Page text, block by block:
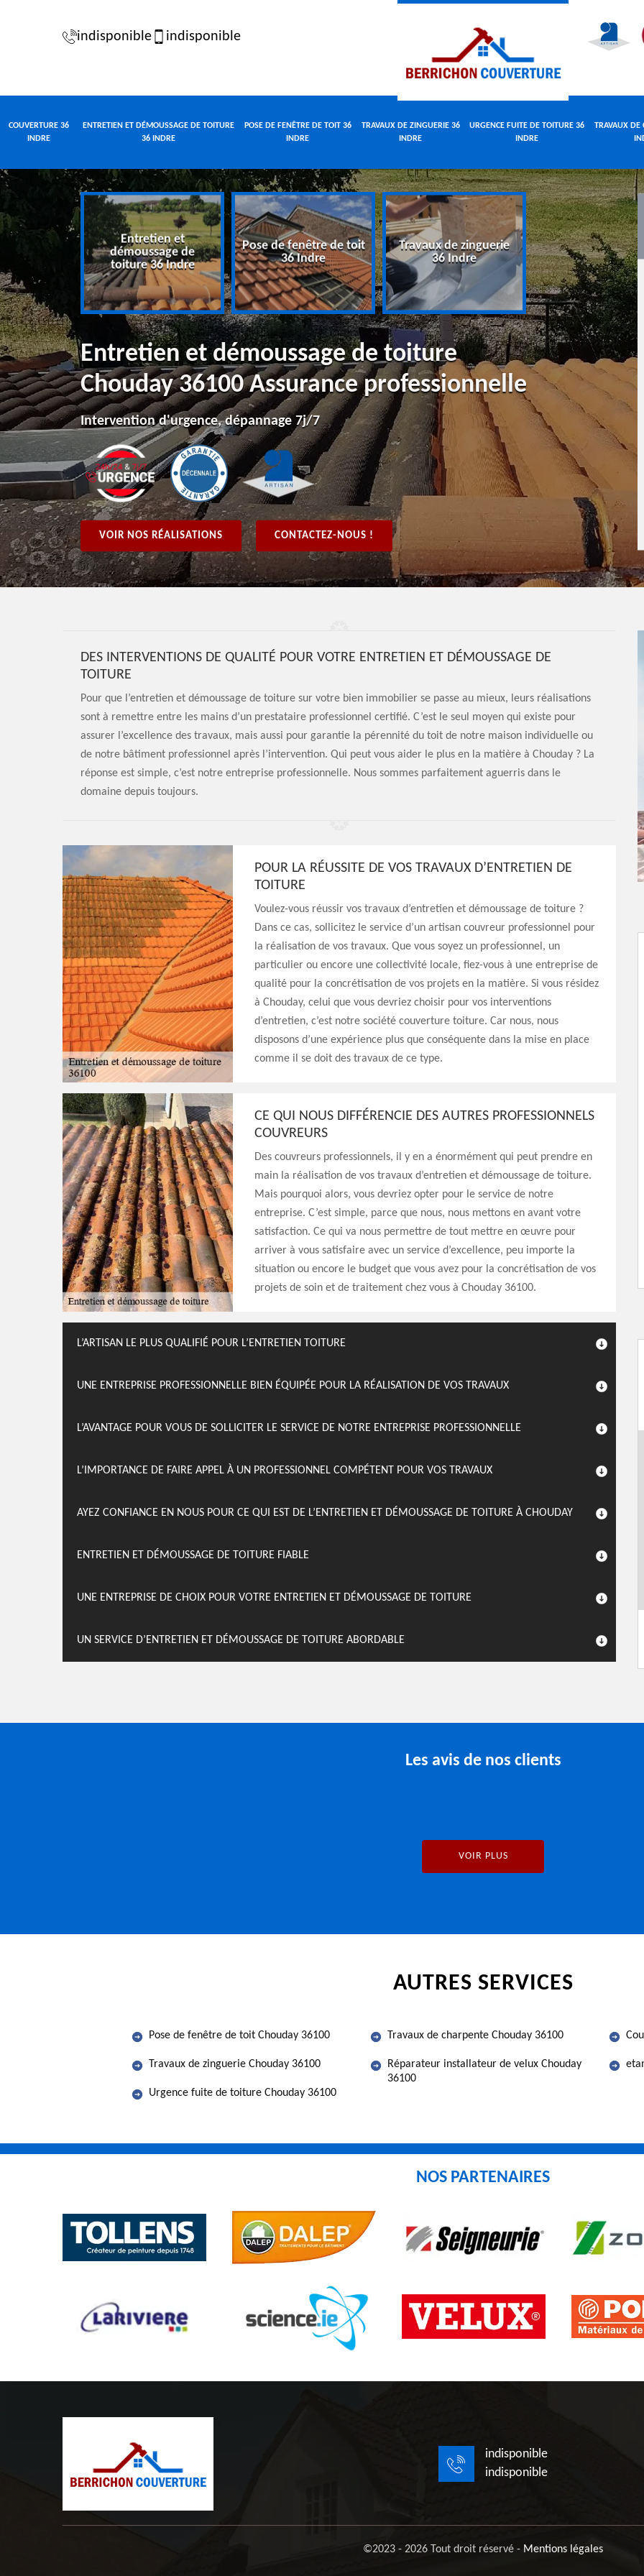
indisponible indisponible
COUVERTURE 36
INDRE
ENTRETIEN ET DÉMOUSSAGE DE TOITURE
36 INDRE
POSE DE FENÊTRE DE TOIT 36
INDRE
TRAVAUX DE ZINGUERIE 36
INDRE
URGENCE FUITE DE TOITURE 36
INDRE
TRAVAUX DE
Entretien et
démoussage de
toiture 36 Indre
Pose de fenêtre de toit
36 Indre
Travaux de zinguerie
36 Indre
Urgence fuite de
toiture 36
Entretien et démoussage de toiture
Chouday 36100 Assurance professionnelle
Intervention d'urgence, dépannage 7j/7
VOIR NOS RÉALISATIONS CONTACTEZ-NOUS !
DES INTERVENTIONS DE QUALITÉ POUR VOTRE ENTRETIEN ET DÉMOUSSAGE DE
TOITURE
Pour que l’entretien et démoussage de toiture sur votre bien immobilier se passe au mieux, leurs réalisations
sont à remettre entre les mains d’un prestataire professionnel certifié. C’est le seul moyen qui existe pour
assurer l’excellence des travaux, mais aussi pour garantie la pérennité du toit de notre maison individuelle ou
de notre bâtiment professionnel après l’intervention. Qui peut vous aider le plus en la matière à Chouday ? La
réponse est simple, c’est notre entreprise professionnelle. Nous sommes parfaitement aguerris dans le
domaine depuis toujours.
POUR LA RÉUSSITE DE VOS TRAVAUX D’ENTRETIEN DE
TOITURE
Voulez-vous réussir vos travaux d’entretien et démoussage de toiture ?
Dans ce cas, sollicitez le service d’un artisan couvreur professionnel pour
la réalisation de vos travaux. Que vous soyez un professionnel, un
particulier ou encore une collectivité locale, fiez-vous à une entreprise de
qualité pour la concrétisation de vos projets en la matière. Si vous résidez
à Chouday, celui que vous devriez choisir pour vos interventions
d’entretien, c’est notre société couverture toiture. Car nous, nous
disposons d’une expérience plus que conséquente dans la mise en place
comme il se doit des travaux de ce type.
CE QUI NOUS DIFFÉRENCIE DES AUTRES PROFESSIONNELS
COUVREURS
Des couvreurs professionnels, il y en a énormément qui peut prendre en
main la réalisation de vos travaux d’entretien et démoussage de toiture.
Mais pourquoi alors, vous devriez opter pour le service de notre
entreprise. C’est simple, parce que nous, nous mettons en avant votre
satisfaction. Ce qui va nous permettre de tout mettre en œuvre pour
arriver à vous satisfaire avec un service d’excellence, peu importe la
situation ou encore le budget que vous avez pour la concrétisation de vos
projets de soin et de traitement chez vous à Chouday 36100.
L’ARTISAN LE PLUS QUALIFIÉ POUR L’ENTRETIEN TOITURE
UNE ENTREPRISE PROFESSIONNELLE BIEN ÉQUIPÉE POUR LA RÉALISATION DE VOS TRAVAUX
L’AVANTAGE POUR VOUS DE SOLLICITER LE SERVICE DE NOTRE ENTREPRISE PROFESSIONNELLE
L’IMPORTANCE DE FAIRE APPEL À UN PROFESSIONNEL COMPÉTENT POUR VOS TRAVAUX
AYEZ CONFIANCE EN NOUS POUR CE QUI EST DE L’ENTRETIEN ET DÉMOUSSAGE DE TOITURE À CHOUDAY
ENTRETIEN ET DÉMOUSSAGE DE TOITURE FIABLE
UNE ENTREPRISE DE CHOIX POUR VOTRE ENTRETIEN ET DÉMOUSSAGE DE TOITURE
UN SERVICE D’ENTRETIEN ET DÉMOUSSAGE DE TOITURE ABORDABLE
Les avis de nos clients
VOIR PLUS
AUTRES SERVICES
Pose de fenêtre de toit Chouday 36100
Travaux de zinguerie Chouday 36100
Urgence fuite de toiture Chouday 36100
Travaux de charpente Chouday 36100
Réparateur installateur de velux Chouday
36100
NOS PARTENAIRES
indisponible
indisponible
©2023 - 2026 Tout droit réservé - Mentions légales